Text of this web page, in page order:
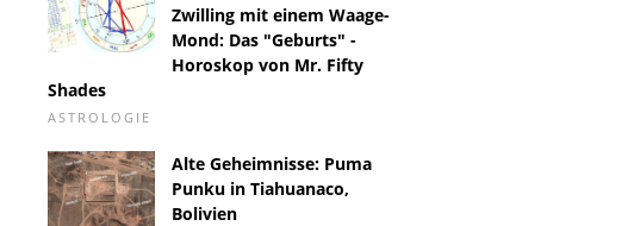
Zwilling mit einem Waage-
Mond: Das "Geburts" -
Horoskop von Mr. Fifty
Shades
ASTROLOGIE
Alte Geheimnisse: Puma
Punku in Tiahuanaco,
Bolivien